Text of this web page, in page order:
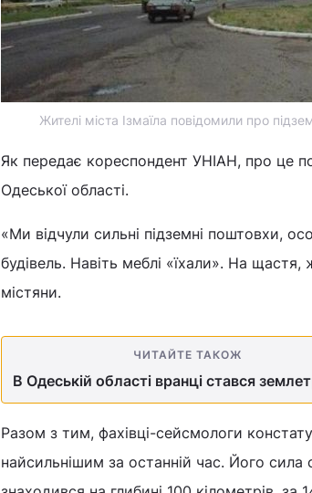
Жителі міста Ізмаїла повідомили про
Як передає кореспондент УНІАН, про це
Одеської області.
«Ми відчули сильні підземні поштовхи,
будівель. Навіть меблі «їхали». На
містяни.
ЧИТАЙТЕ ТАКОЖ
В Одеській області вранці стався
Разом з тим, фахівці-сейсмологи
найсильнішим за останній час. Його